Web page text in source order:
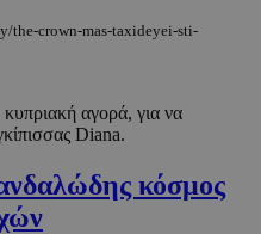
the-crown-mas-taxideyei-sti-
κυπριακή αγορά, για να
Diana.
κόσμος
29 λεπτά
Google